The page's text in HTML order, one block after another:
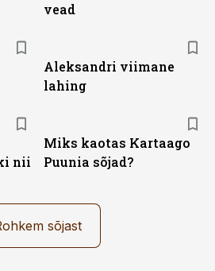
vead
Aleksandri viimane
lahing
nii
Miks kaotas Kartaago
Puunia sõjad?
sõjast